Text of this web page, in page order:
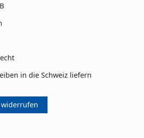
in die Schweiz liefern